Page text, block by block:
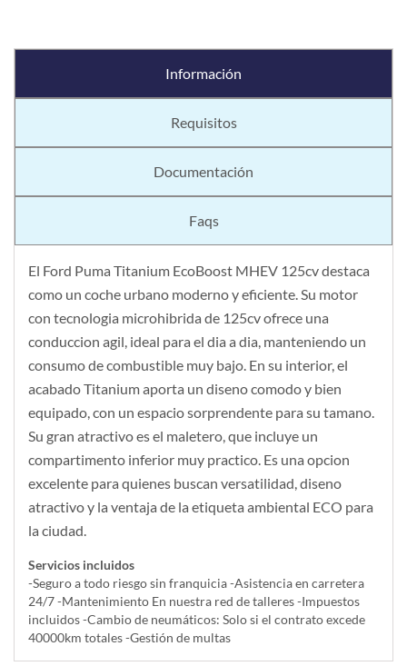
Información
Requisitos
Documentación
Faqs
El Ford Puma Titanium EcoBoost MHEV 125cv destaca
como un coche urbano moderno y eficiente. Su motor
con tecnologia microhibrida de 125cv ofrece una
conduccion agil, ideal para el dia a dia, manteniendo un
consumo de combustible muy bajo. En su interior, el
acabado Titanium aporta un diseno comodo y bien
equipado, con un espacio sorprendente para su tamano.
Su gran atractivo es el maletero, que incluye un
compartimento inferior muy practico. Es una opcion
excelente para quienes buscan versatilidad, diseno
atractivo y la ventaja de la etiqueta ambiental ECO para
la ciudad.
Servicios incluidos
-Seguro a todo riesgo sin franquicia -Asistencia en carretera
24/7 -Mantenimiento En nuestra red de talleres -Impuestos
incluidos -Cambio de neumáticos: Solo si el contrato excede
40000km totales -Gestión de multas